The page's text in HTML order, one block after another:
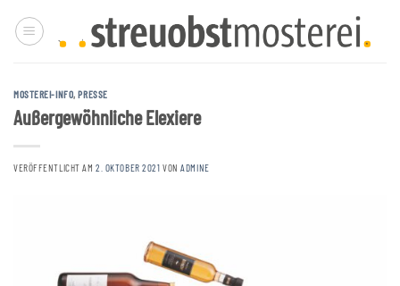
Inhalt
MOSTEREI-INFO,PRESSE
Außergewöhnliche Elexiere
VERÖFFENTLICHT AM2. OKTOBER 2021 VONADMINE